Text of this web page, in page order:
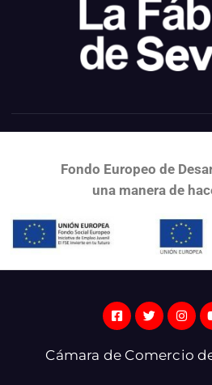
Fondo Europeo de
una manera de
Cámara de Comercio